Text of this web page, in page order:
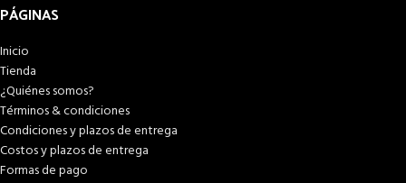
PÁGINAS
Inicio
Tienda
¿Quiénes somos?
Términos & condiciones
Condiciones y plazos de entrega
Costos y plazos de entrega
Formas de pago